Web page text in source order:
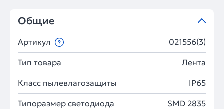
Общие
Артикул 021556(3)
Тип товара Лента
Класс пылевлагозащиты IP65
Типоразмер светодиода SMD 2835